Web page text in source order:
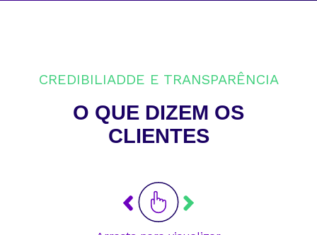
CREDIBILIADDE E TRANSPARÊNCIA
O QUE DIZEM OS
CLIENTES